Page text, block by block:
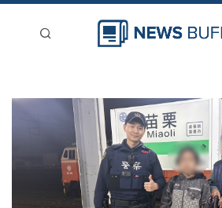
新聞稿分類
刊登